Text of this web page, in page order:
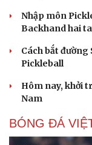
Nhập môn
Backhand hai
Cách bắt
Pickleball
Hôm nay, khởi
Nam
BÓNG ĐÁ